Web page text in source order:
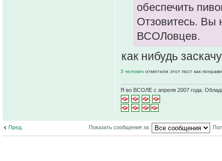
обеспечить
Отзовитесь. Вы
ВСОЛовцев.
как нибудь заскачу
3 человек отметили этот пост как
Я во ВСОЛЕ с апреля 2007 года.
Пред. Показать сообщения за: